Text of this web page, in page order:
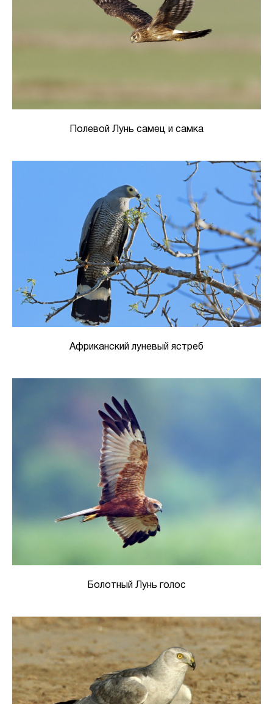
Полевой Лунь самец и самка
Африканский луневый ястреб
Болотный Лунь голос